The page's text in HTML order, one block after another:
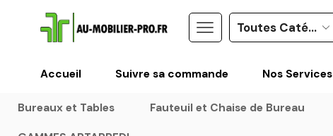
Accueil Suivre sa commande Nos Services
Bureaux et Tables Fauteuil et Chaise de Bureau